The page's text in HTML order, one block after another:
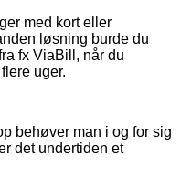
med kort eller
løsning burde du
fx ViaBill, når du
uger.
behøver man i og for sig
det undertiden et